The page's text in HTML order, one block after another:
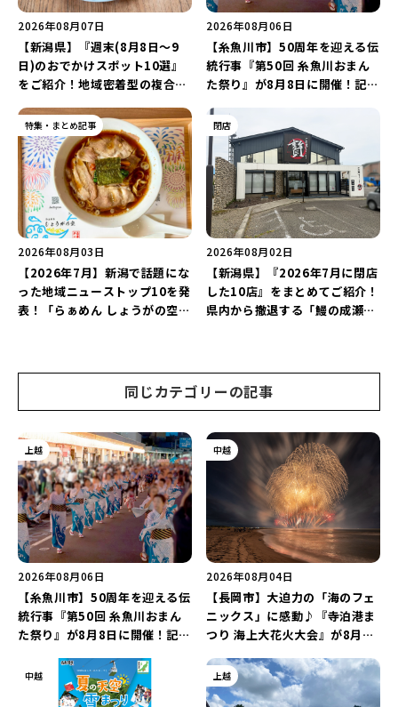
2026年08月07日
【新潟県】『週末(8月8日～9
日)のおでかけスポット10選』
をご紹介！地域密着型の複合施
ナ丸大新潟のサマーフェスタ
2026」がおすすめ♪
2026年08月06日
【糸魚川市】50周年を迎える伝
統行事『第50回 糸魚川おまん
た祭り』が8月8日に開催！記念
を楽しもう♪
特集・まとめ記事
2026年08月03日
【2026年7月】新潟で話題にな
った地域ニューストップ10を発
表！「らぁめん しょうがの空」
閉店
2026年08月02日
【新潟県】『2026年7月に閉店
した10店』をまとめてご紹介！
県内から撤退する「鰻の成瀬」
同じカテゴリーの記事
上越
2026年08月06日
【糸魚川市】50周年を迎える伝
統行事『第50回 糸魚川おまん
た祭り』が8月8日に開催！記念
を楽しもう♪
中越
2026年08月04日
【長岡市】大迫力の「海のフェ
ニックス」に感動♪『寺泊港ま
つり 海上大花火大会』が8月7
5,000発の花火”を楽しもう♪
中越 上越